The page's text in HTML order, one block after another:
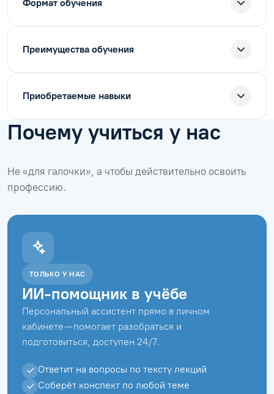
Формат обучения
Преимущества обучения
Приобретаемые навыки
Почему учиться у нас
Не «для галочки», а чтобы действительно освоить
профессию.
ТОЛЬКО У НАС
ИИ-помощник в учёбе
Персональный ассистент прямо в личном
кабинете — помогает разобраться и
подготовиться, доступен 24/7.
Ответит на вопросы по тексту лекций
Соберёт конспект по любой теме